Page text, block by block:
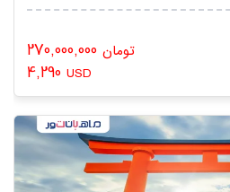
تومان
4,290 USD